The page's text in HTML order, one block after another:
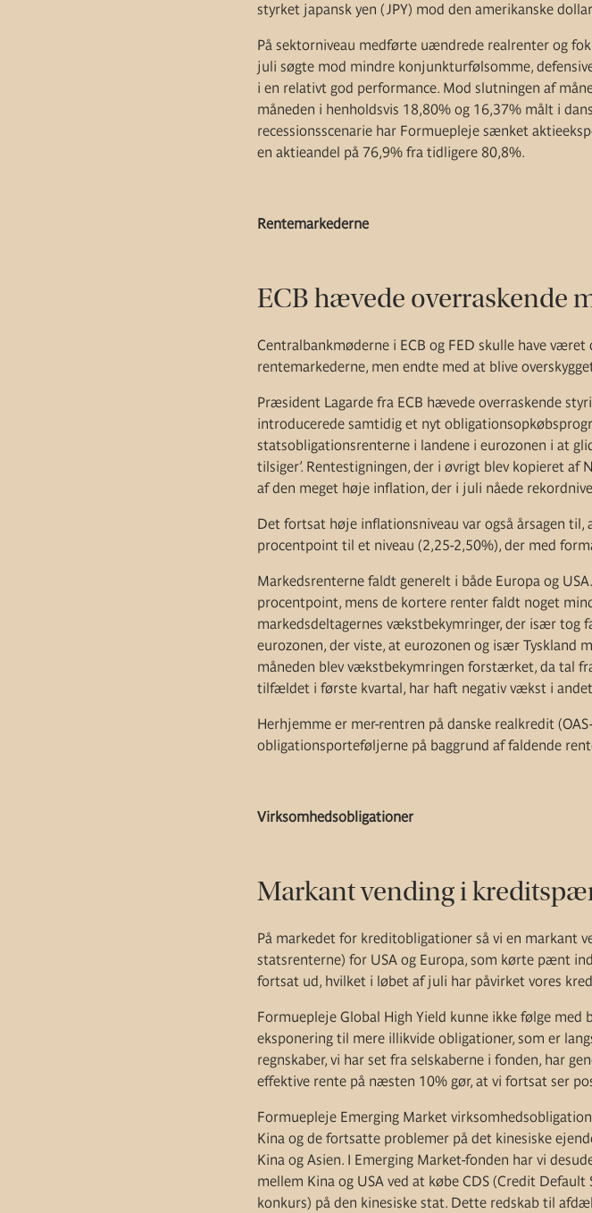
styrket japansk yen (JPY) mod den amerikanske
På sektorniveau medførte uændrede realrenter og
juli søgte mod mindre konjunkturfølsomme,
i en relativt god performance. Mod slutningen af
måneden i henholdsvis 18,80% og 16,37% målt i
recessionsscenarie har Formuepleje sænket
en aktieandel på 76,9% fra tidligere 80,8%.
Rentemarkederne
ECB hævede overraskende
Centralbankmøderne i ECB og FED skulle have
rentemarkederne, men endte med at blive
Præsident Lagarde fra ECB hævede overraskende
introducerede samtidig et nyt
statsobligationsrenterne i landene i eurozonen i at
tilsiger’. Rentestigningen, der i øvrigt blev kopieret
af den meget høje inflation, der i juli nåede
Det fortsat høje inflationsniveau var også årsagen
procentpoint til et niveau (2,25-2,50%), der med
Markedsrenterne faldt generelt i både Europa og
procentpoint, mens de kortere renter faldt noget
markedsdeltagernes vækstbekymringer, der især tog
eurozonen, der viste, at eurozonen og især Tyskland
måneden blev vækstbekymringen forstærket, da tal
tilfældet i første kvartal, har haft negativ vækst i
Herhjemme er mer-rentren på danske realkredit
obligationsporteføljerne på baggrund af faldende
Virksomhedsobligationer
Markant vending i
På markedet for kreditobligationer så vi en markant
statsrenterne) for USA og Europa, som kørte pænt
fortsat ud, hvilket i løbet af juli har påvirket vores
Formuepleje Global High Yield kunne ikke følge
eksponering til mere illikvide obligationer, som er
regnskaber, vi har set fra selskaberne i fonden, har
effektive rente på næsten 10% gør, at vi fortsat ser
Formuepleje Emerging Market
Kina og de fortsatte problemer på det kinesiske
Kina og Asien. I Emerging Market-fonden har vi
mellem Kina og USA ved at købe CDS (Credit
konkurs) på den kinesiske stat. Dette redskab til